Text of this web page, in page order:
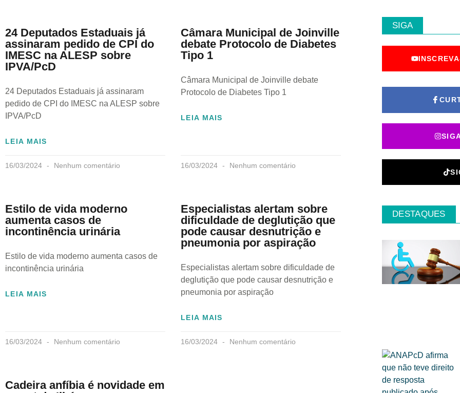
24 Deputados Estaduais já
assinaram pedido de CPI do
IMESC na ALESP sobre
IPVA/PcD
24 Deputados Estaduais já assinaram
pedido de CPI do IMESC na ALESP sobre
IPVA/PcD
LEIA MAIS
16/03/2024 Nenhum comentário
Câmara Municipal de Joinville
debate Protocolo de Diabetes
Tipo 1
Câmara Municipal de Joinville debate
Protocolo de Diabetes Tipo 1
LEIA MAIS
16/03/2024 Nenhum comentário
Estilo de vida moderno
aumenta casos de
incontinência urinária
Estilo de vida moderno aumenta casos de
incontinência urinária
LEIA MAIS
16/03/2024 Nenhum comentário
Especialistas alertam sobre
dificuldade de deglutição que
pode causar desnutrição e
pneumonia por aspiração
Especialistas alertam sobre dificuldade de
deglutição que pode causar desnutrição e
pneumonia por aspiração
LEIA MAIS
16/03/2024 Nenhum comentário
Cadeira anfíbia é novidade em
SIGA
DESTAQUES